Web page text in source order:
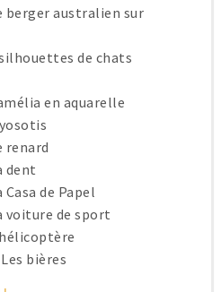
berger australien sur
de chats
en aquarelle
renard
dent
de Papel
voiture de sport
bières